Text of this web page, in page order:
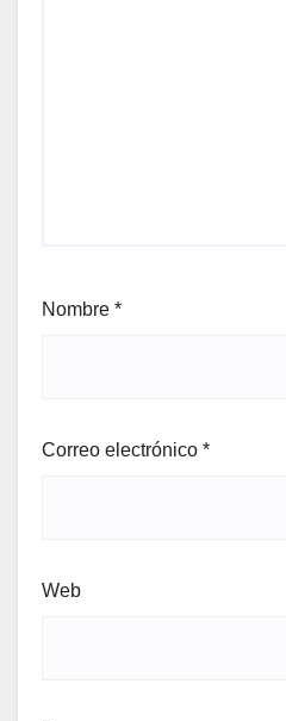
Nombre *
Correo electrónico *
Web